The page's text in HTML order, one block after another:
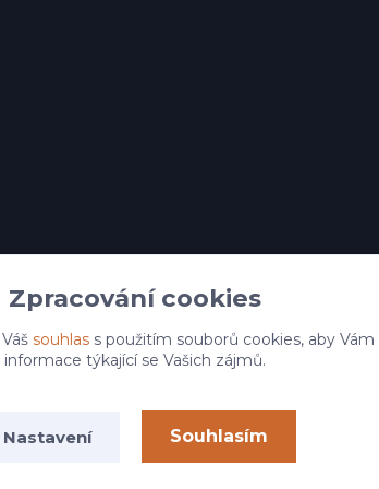
Zpracování cookies
souhlass použitím souborů cookies, aby
informace týkající se Vašich zájmů.
Nastavení Souhlasím